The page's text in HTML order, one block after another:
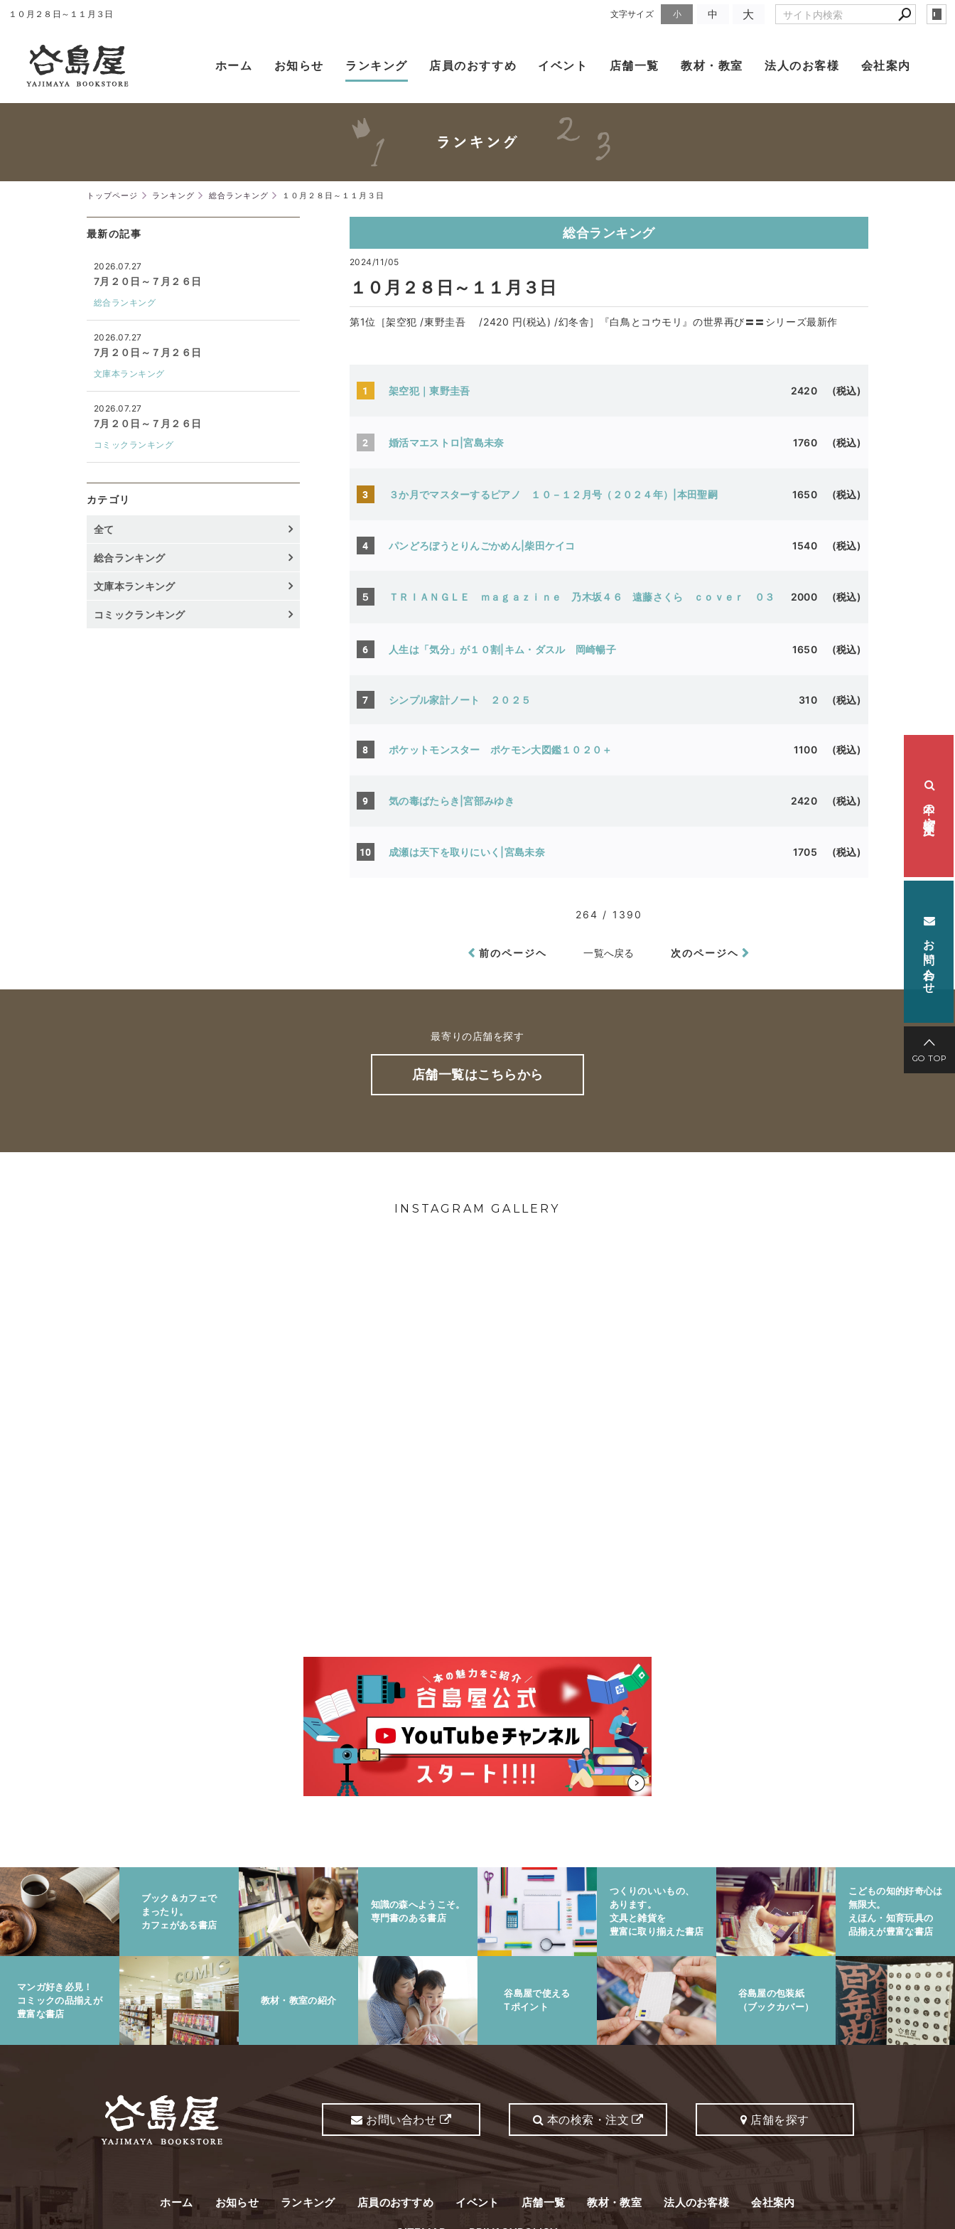
１０月２８日～１１月３日 文字サイズ 小 中 大
本の検索・注文
お問い合わせ
GO TOP
ホーム お知らせ ランキング 店員のおすすめ イベント 店舗一覧 教材・教室 法人のお客様 会社案内
トップページ ランキング 総合ランキング １０月２８日～１１月３日
総合ランキング
2024/11/05
１０月２８日～１１月３日
第1位［架空犯 /東野圭吾 /2420 円(税込) /幻冬舎］『白鳥とコウモリ』の世界再び〓〓シリーズ最新作
1 架空犯｜東野圭吾 2420 (税込)
2 婚活マエストロ|宮島未奈 1760 (税込)
3 ３か月でマスターするピアノ １０－１２月号（２０２４年）|本田聖嗣 1650 (税込)
4 パンどろぼうとりんごかめん|柴田ケイコ 1540 (税込)
５ ＴＲＩＡＮＧＬＥ ｍａｇａｚｉｎｅ 乃木坂４６ 遠藤さくら ｃｏｖｅｒ ０３ 2000 (税込)
6 人生は「気分」が１０割|キム・ダスル 岡崎暢子 1650 (税込)
7 シンプル家計ノート ２０２５ 310 (税込)
8 ポケットモンスター ポケモン大図鑑１０２０＋ 1100 (税込)
9 気の毒ばたらき|宮部みゆき 2420 (税込)
10 成瀬は天下を取りにいく|宮島未奈 1705 (税込)
264 / 1390
前のページヘ 一覧へ戻る 次のページヘ
最新の記事
2026.07.27
7月２０日～７月２６日
総合ランキング
2026.07.27
7月２０日～７月２６日
文庫本ランキング
2026.07.27
7月２０日～７月２６日
コミックランキング
カテゴリ
全て
総合ランキング
文庫本ランキング
コミックランキング
最寄りの店舗を探す
店舗一覧はこちらから
INSTAGRAM GALLERY
ブック＆カフェで
まったり。
カフェがある書店
知識の森へようこそ。
専門書のある書店
つくりのいいもの、
あります。
文具と雑貨を
豊富に取り揃えた書店
こどもの知的好奇心は
無限大。
えほん・知育玩具の
品揃えが豊富な書店
マンガ好き必見！
コミックの品揃えが
豊富な書店
教材・教室の紹介
谷島屋で使える
Tポイント
谷島屋の包装紙
（ブックカバー）
お問い合わせ 本の検索・注文 店舗を探す
ホーム お知らせ ランキング 店員のおすすめ イベント 店舗一覧 教材・教室 法人のお客様 会社案内